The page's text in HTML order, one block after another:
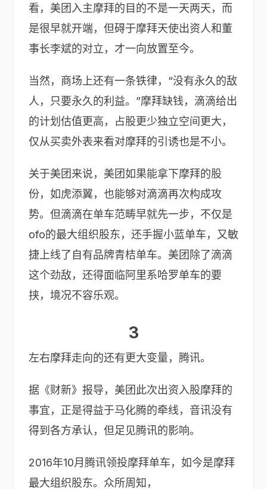
看，美团入主摩拜的目的不是一天两天，而
是很早就开端，但碍于摩拜天使出资人和董
事长李斌的对立，才一向放置至今。
当然，商场上还有一条铁律，“没有永久的敌
人，只要永久的利益。”摩拜缺钱，滴滴给出
的计划估值更高，占股更少独立空间更大，
仅从买卖外表来看对摩拜的引诱也是不小。
关于美团来说，美团如果能拿下摩拜的股
份，如虎添翼，也能够对滴滴再次构成攻
势。但滴滴在单车范畴早就先一步，不仅是
ofo的最大组织股东，还手握小蓝单车，又敏
捷上线了自有品牌青桔单车。美团除了滴滴
这个劲敌，还得面临阿里系哈罗单车的要
挟，境况不容乐观。
3
左右摩拜走向的还有更大变量，腾讯。
据《财新》报导，美团此次出资入股摩拜的
事宜，正是得益于马化腾的牵线，音讯没有
得到各方承认，但足见腾讯的影响。
2016年10月腾讯领投摩拜单车，如今是摩拜
最大组织股东。众所周知，